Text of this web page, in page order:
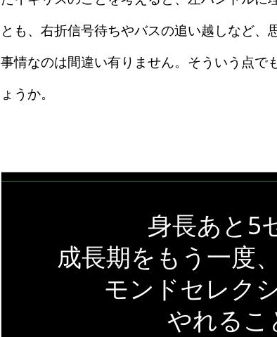
とも、右折信号待ちやバスの追い越しなど
事情なのは間違い有りません。そういう点で
ょうか。
身長あと5
成長期をもう一度
モンドセレク
やれるこ